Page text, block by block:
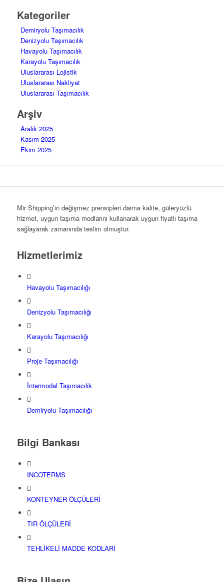
Kategoriler
Demiryolu Taşımacılık
Denizyolu Taşımacılık
Havayolu Taşımacılık
Karayolu Taşımacılık
Uluslararası Lojistik
Uluslararası Nakliyat
Uluslararası Taşımacılık
Arşiv
Aralık 2025
Kasım 2025
Ekim 2025
Mir Shipping’in değişmez prensipleri daima kalite, güleryüzlü
hizmet, uygun taşıma modlarını kullanarak uygun fiyatlı taşıma
sağlayarak zamanında teslim olmuştur.
Hizmetlerimiz
Havayolu Taşımacılığı
Denizyolu Taşımacılığı
Karayolu Taşımacılığı
Proje Taşımacılığı
İntermodal Taşımacılık
Demiryolu Taşımacılığı
Bilgi Bankası
INCOTERMS
KONTEYNER ÖLÇÜLERİ
TIR ÖLÇÜLERİ
TEHLİKELİ MADDE KODLARI